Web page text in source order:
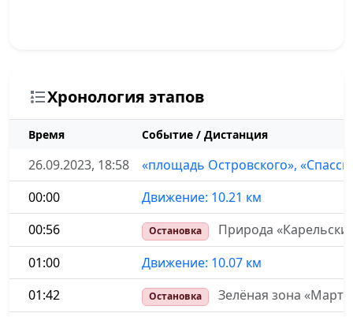
Хронология этапов
Время Событие / Дистанция
26.09.2023, 18:58
«площадь Островского»,
00:00
Движение: 10.21 км
00:56
Остановка
Природа
01:00
Движение: 10.07 км
01:42
Остановка
Зелёная зона